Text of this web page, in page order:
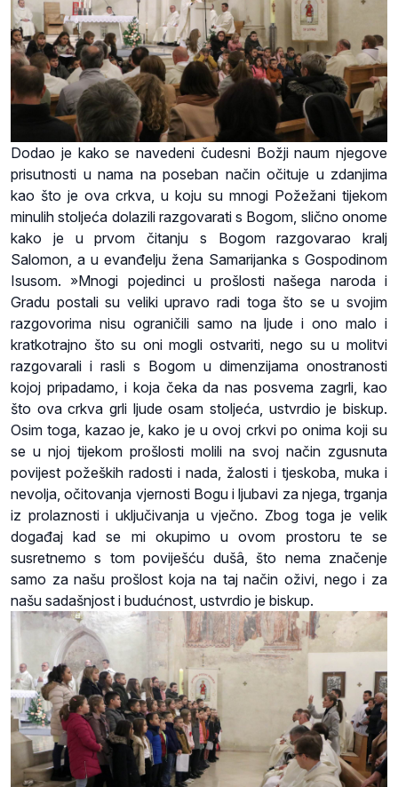
Dodao je kako se navedeni čudesni Božji naum njegove
prisutnosti u nama na poseban način očituje u zdanjima
kao što je ova crkva, u koju su mnogi Požežani tijekom
minulih stoljeća dolazili razgovarati s Bogom, slično onome
kako je u prvom čitanju s Bogom razgovarao kralj
Salomon, a u evanđelju žena Samarijanka s Gospodinom
Isusom. »Mnogi pojedinci u prošlosti našega naroda i
Gradu postali su veliki upravo radi toga što se u svojim
razgovorima nisu ograničili samo na ljude i ono malo i
kratkotrajno što su oni mogli ostvariti, nego su u molitvi
razgovarali i rasli s Bogom u dimenzijama onostranosti
kojoj pripadamo, i koja čeka da nas posvema zagrli, kao
što ova crkva grli ljude osam stoljeća, ustvrdio je biskup.
Osim toga, kazao je, kako je u ovoj crkvi po onima koji su
se u njoj tijekom prošlosti molili na svoj način zgusnuta
povijest požeških radosti i nada, žalosti i tjeskoba, muka i
nevolja, očitovanja vjernosti Bogu i ljubavi za njega, trganja
iz prolaznosti i uključivanja u vječno. Zbog toga je velik
događaj kad se mi okupimo u ovom prostoru te se
susretnemo s tom poviješću dušâ, što nema značenje
samo za našu prošlost koja na taj način oživi, nego i za
našu sadašnjost i budućnost, ustvrdio je biskup.